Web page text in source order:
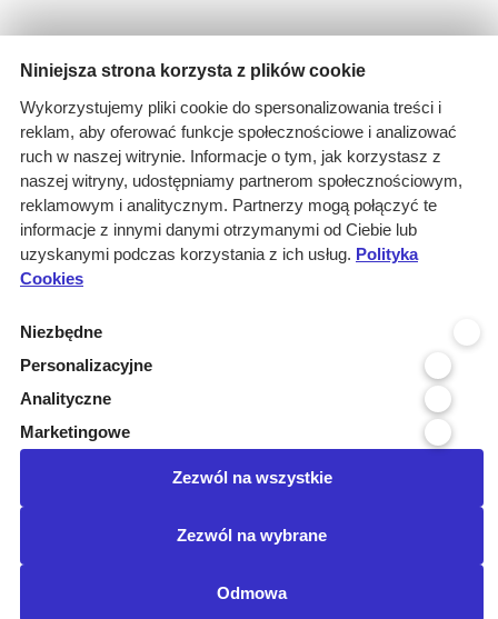
Wyniki wyszukiwania
0 informacji dla:
Branże: Medyczna
Miejscowość organizatora: Lima...
Branże: Materiały chemiczne
Kraj realizacji: POLSKA
Posiadamy certyfikat:
©Przetargimedyczne.com
Niniejsza strona korzysta z plików cookie
Wykorzystujemy pliki cookie do spersonalizowania treści i
reklam, aby oferować funkcje społecznościowe i analizować
ruch w naszej witrynie. Informacje o tym, jak korzystasz z
naszej witryny, udostępniamy partnerom społecznościowym,
reklamowym i analitycznym. Partnerzy mogą połączyć te
informacje z innymi danymi otrzymanymi od Ciebie lub
uzyskanymi podczas korzystania z ich usług. Polityka
Cookies
Niezbędne
Personalizacyjne
Analityczne
Marketingowe
Zezwól na wszystkie
Zezwól na wybrane
Odmowa